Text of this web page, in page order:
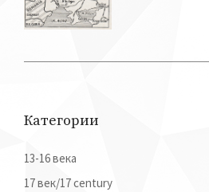
Категории
13-16 века
17 век/17 century